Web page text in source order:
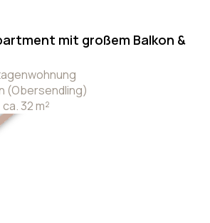
mit großem Balkon &
(Obersendling)
32 m²